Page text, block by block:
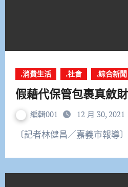
.消費生活 .社會 .綜合新聞
假藉代保管包裹真斂
編輯001 12 月 30, 2021
〔記者林健昌／嘉義市報